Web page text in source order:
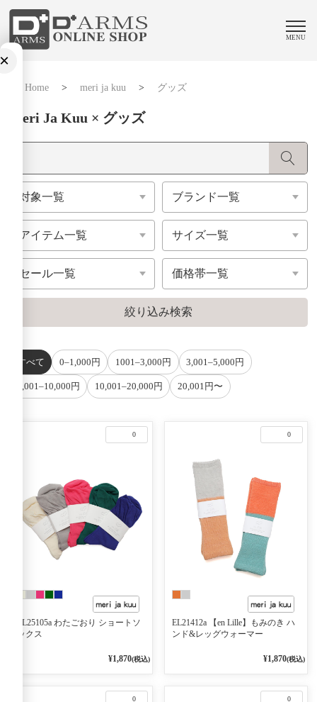
MENU
Home> meri ja kuu> グッズ
Meri Ja Kuu × グッズ
すべて 0–1,000円 1001–3,000円 3,001–5,000円
5,001–10,000円 10,001–20,000円 20,001円〜
0
EL25105a わたごおり ショートソ
ックス
¥1,870(税込)
0
EL21412a 【en Lille】もみのき ハ
ンド&レッグウォーマー
¥1,870(税込)
0 0
×